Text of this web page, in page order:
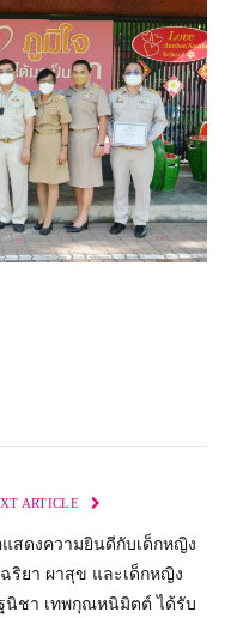
ARTICLE
สดงความยินดีกับเด็กหญิง
ริยา ผาสุข และเด็กหญิง
นิชา เทพกุณหนิมิตต์ ได้รับ